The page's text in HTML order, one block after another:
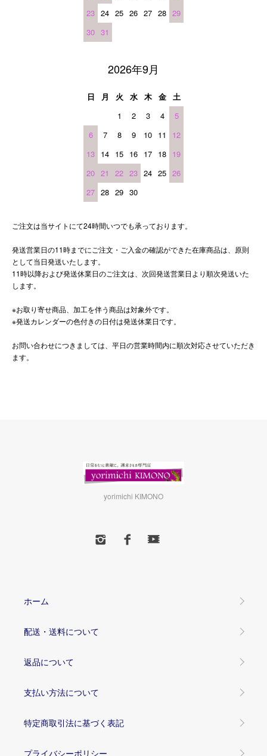
23 24 25 26 27 28 29
30 31
2026年9月
日 月 火 水 木 金
土
1
2 3 4
5
6
7 8 9 10 11
12
13 14 15 16 17 18 19
20 21 22 23 24 25 26
27 28 29 30
ご注文は当サイトにて24時間いつでも承っております。
発送営業日の11時までにご注文・ご入金の確認ができた在庫商品は、原則
として当日発送いたします。
11時以降および発送休業日のご注文は、次回発送営業日より順次発送いた
します。
※お取り寄せ商品、加工を伴う商品は対象外です。
※発送カレンダーの色付きの日付は発送休業日です。
お問い合わせにつきましては、平日の営業時間内に順次対応させていただき
ます。
yorimichi KIMONO
ホーム
配送・送料について
返品について
支払い方法について
特定商取引法に基づく表記
プライバシーポリシー